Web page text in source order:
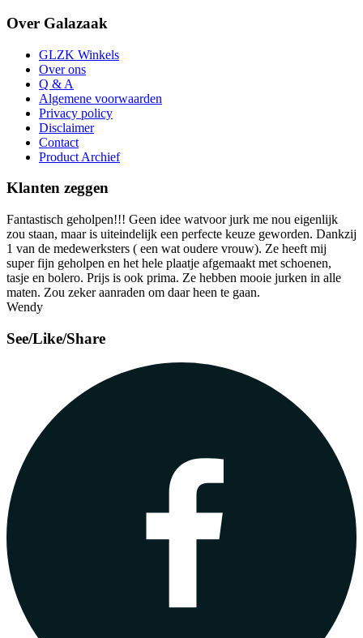
Over Galazaak
GLZK Winkels
Over ons
Q & A
Algemene voorwaarden
Privacy policy
Disclaimer
Contact
Product Archief
Klanten zeggen
Fantastisch geholpen!!! Geen idee watvoor jurk me nou eigenlijk
zou staan, maar is uiteindelijk een perfecte keuze geworden. Dankzij
1 van de medewerksters ( een wat oudere vrouw). Ze heeft mij
super fijn geholpen en het hele plaatje afgemaakt met schoenen,
tasje en bolero. Prijs is ook prima. Ze hebben mooie jurken in alle
maten. Zou zeker aanraden om daar heen te gaan.
Wendy
See/Like/Share